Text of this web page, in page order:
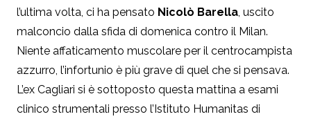
l’ultima volta, ci ha pensato Nicolò Barella, uscito
malconcio dalla sfida di domenica contro il Milan.
Niente affaticamento muscolare per il centrocampista
azzurro, l’infortunio è più grave di quel che si pensava.
L’ex Cagliari si è sottoposto questa mattina a esami
clinico strumentali presso l’Istituto Humanitas di